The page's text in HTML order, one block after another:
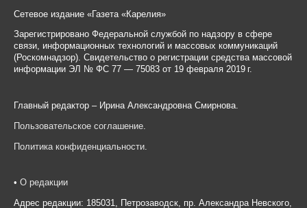
Сетевое издание «Газета «Карелия»
Зарегистрировано Федеральной службой по надзору в сфере
связи, информационных технологий и массовых коммуникаций
(Роскомнадзор). Свидетельство о регистрации средства массовой
информации ЭЛ № ФС 77 — 75083 от 19 февраля 2019 г.
Главный редактор – Ирина Александровна Смирнова.
Пользовательское соглашение
Политика конфиденциальности
• О редакции
Адрес редакции: 185031, Петрозаводск, пр. Александра Невского,